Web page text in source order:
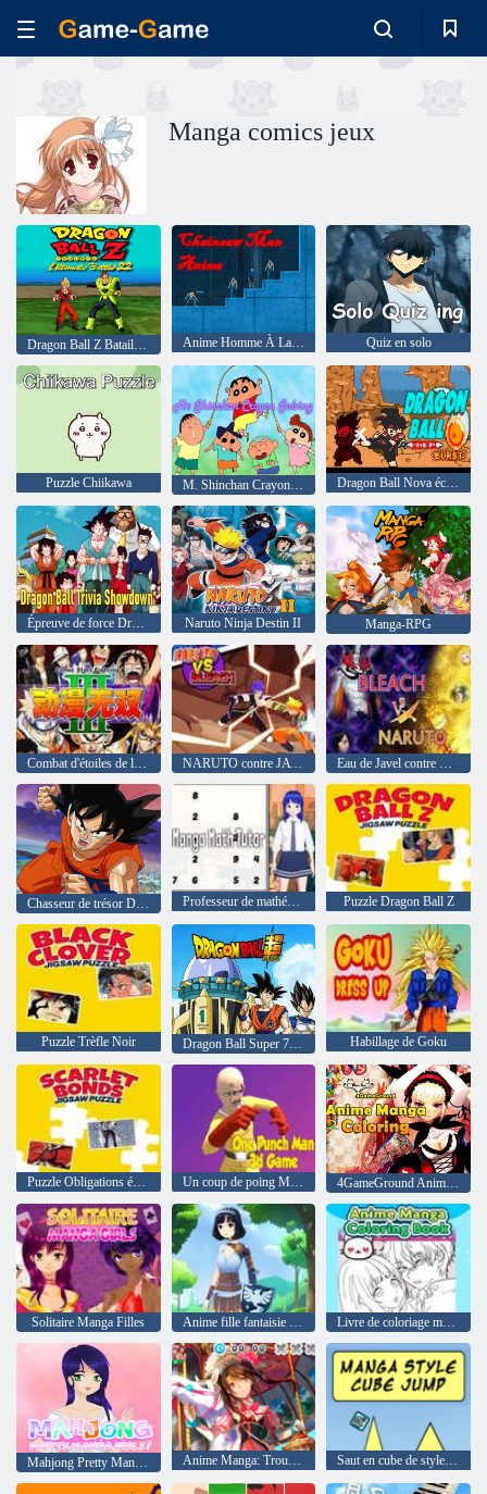
Manga comics jeux
Dragon Ball Z Bataille Ultime 22 Anime Homme À La Tronçonneuse Quiz en solo
Puzzle Chiikawa M. Shinchan Crayon Résolution Dragon Ball Nova éclate
Épreuve de force Dragon Ball Naruto Ninja Destin II Manga-RPG
Combat d'étoiles de la bande dessinée 3. 2 NARUTO contre JAVEL Eau de Javel contre Naruto 3. 3
Professeur de mathématiques manga Puzzle Dragon Ball Z
Puzzle Trèfle Noir Dragon Ball Super 7 DiFFÉRENCES Habillage de Goku
Puzzle Obligations écarlates Un coup de poing Man jeu 3D 4GameGround Anime Manga Coloriage
Solitaire Manga Filles Anime fille fantaisie habiller Livre de coloriage manga anime
Anime Manga: Trouver des lettres Saut en cube de style manga